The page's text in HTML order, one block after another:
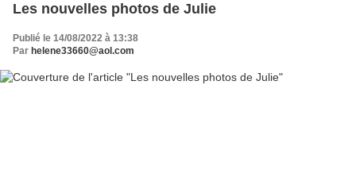
Les nouvelles photos de Julie
Publié le 14/08/2022 à 13:38
Par helene33660@aol.com